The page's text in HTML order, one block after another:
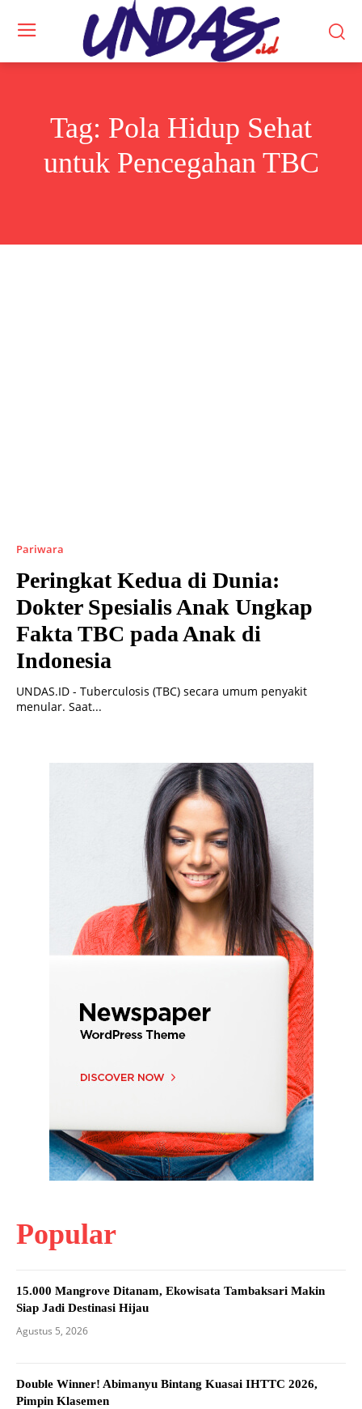
Tag: Pola Hidup Sehat
untuk Pencegahan TBC
Pariwara
Peringkat Kedua di Dunia:
Dokter Spesialis Anak Ungkap
Fakta TBC pada Anak di
Indonesia
UNDAS.ID - Tuberculosis (TBC) secara umum penyakit
menular. Saat...
Popular
15.000 Mangrove Ditanam, Ekowisata Tambaksari Makin
Siap Jadi Destinasi Hijau
Agustus 5, 2026
Double Winner! Abimanyu Bintang Kuasai IHTTC 2026,
Pimpin Klasemen